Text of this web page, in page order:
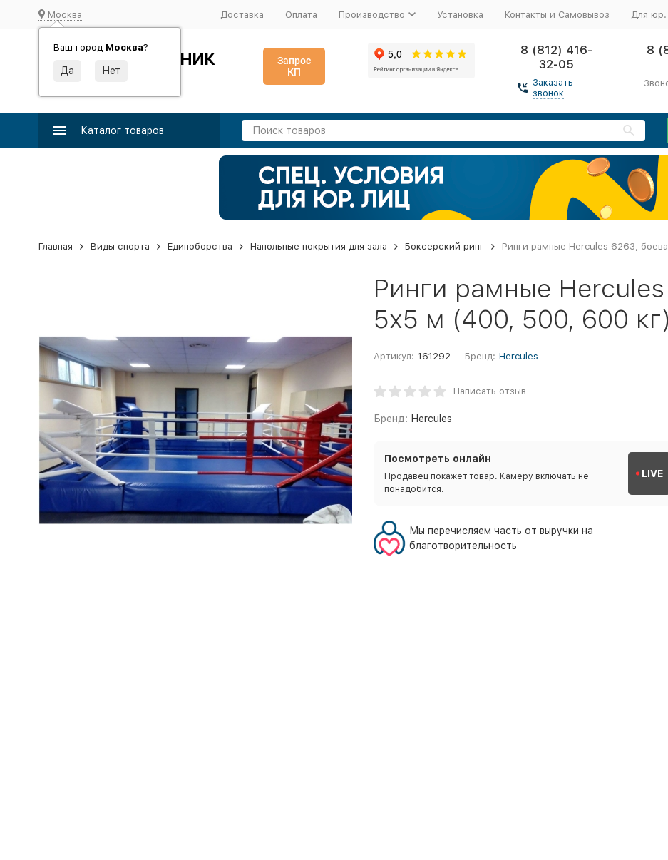
Москва
Ваш город Москва?
Доставка Оплата Производство Установка Контакты и Самовывоз Для юр.
ИДЕАЛЬНЫЙ ТУРНИК
Производство и поставка спортивного оборудования
Запрос
КП
8 (812) 416-
32-05
Заказать
звонок
8
Каталог товаров
Главная Виды спорта Единоборства Напольные покрытия для зала Боксерский ринг Ринги рамные Hercules 6263,
Ринги рамные
5х5 м (400, 500, 600
Артикул: 161292 Бренд: Hercules
Написать отзыв
Бренд: Hercules
Посмотреть онлайн
Продавец покажет товар. Камеру включать не
понадобится.
LIVE
Мы перечисляем часть от выручки на
благотворительность